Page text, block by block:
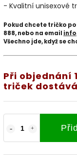
- Kvalitní unisexové
Pokud chcete tričko
888, nebo na email
Všechno jde, když se
Při objednání
triček